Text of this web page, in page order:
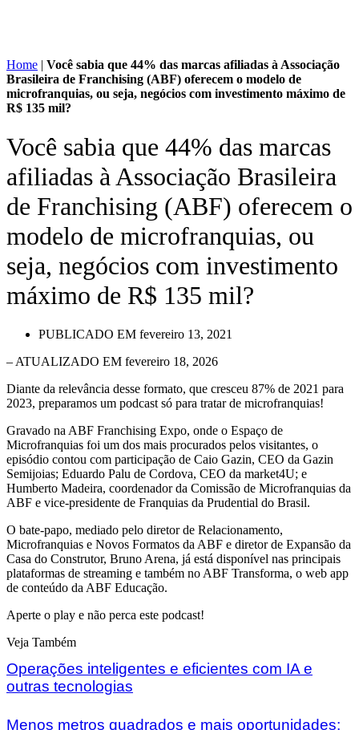
Home | Você sabia que 44% das marcas afiliadas à Associação
Brasileira de Franchising (ABF) oferecem o modelo de
microfranquias, ou seja, negócios com investimento máximo de
R$ 135 mil?
Você sabia que 44% das marcas
afiliadas à Associação Brasileira
de Franchising (ABF) oferecem o
modelo de microfranquias, ou
seja, negócios com investimento
máximo de R$ 135 mil?
PUBLICADO EM fevereiro 13, 2021
– ATUALIZADO EM fevereiro 18, 2026
Diante da relevância desse formato, que cresceu 87% de 2021 para
2023, preparamos um podcast só para tratar de microfranquias!
Gravado na ABF Franchising Expo, onde o Espaço de
Microfranquias foi um dos mais procurados pelos visitantes, o
episódio contou com participação de Caio Gazin, CEO da Gazin
Semijoias; Eduardo Palu de Cordova, CEO da market4U; e
Humberto Madeira, coordenador da Comissão de Microfranquias da
ABF e vice-presidente de Franquias da Prudential do Brasil.
O bate-papo, mediado pelo diretor de Relacionamento,
Microfranquias e Novos Formatos da ABF e diretor de Expansão da
Casa do Construtor, Bruno Arena, já está disponível nas principais
plataformas de streaming e também no ABF Transforma, o web app
de conteúdo da ABF Educação.
Aperte o play e não perca este podcast!
Veja Também
Operações inteligentes e eficientes com IA e
outras tecnologias
Menos metros quadrados e mais oportunidades: